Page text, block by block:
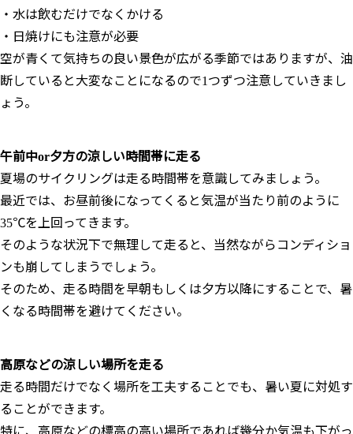
・水は飲むだけでなくかける
・日焼けにも注意が必要
空が青くて気持ちの良い景色が広がる季節ではありますが、油
断していると大変なことになるので1つずつ注意していきまし
ょう。
午前中or夕方の涼しい時間帯に走る
夏場のサイクリングは走る時間帯を意識してみましょう。
最近では、お昼前後になってくると気温が当たり前のように
35℃を上回ってきます。
そのような状況下で無理して走ると、当然ながらコンディショ
ンも崩してしまうでしょう。
そのため、走る時間を早朝もしくは夕方以降にすることで、暑
くなる時間帯を避けてください。
高原などの涼しい場所を走る
走る時間だけでなく場所を工夫することでも、暑い夏に対処す
ることができます。
特に、高原などの標高の高い場所であれば幾分か気温も下がっ